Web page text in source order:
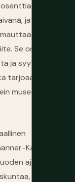
on
ja UXO
lao-
Se on
ja syy siihen,
tarjoaa
museokäynti,
Kaakkois-
ajaksi. Nimi
ja